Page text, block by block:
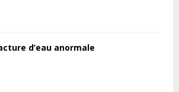
d’eau anormale